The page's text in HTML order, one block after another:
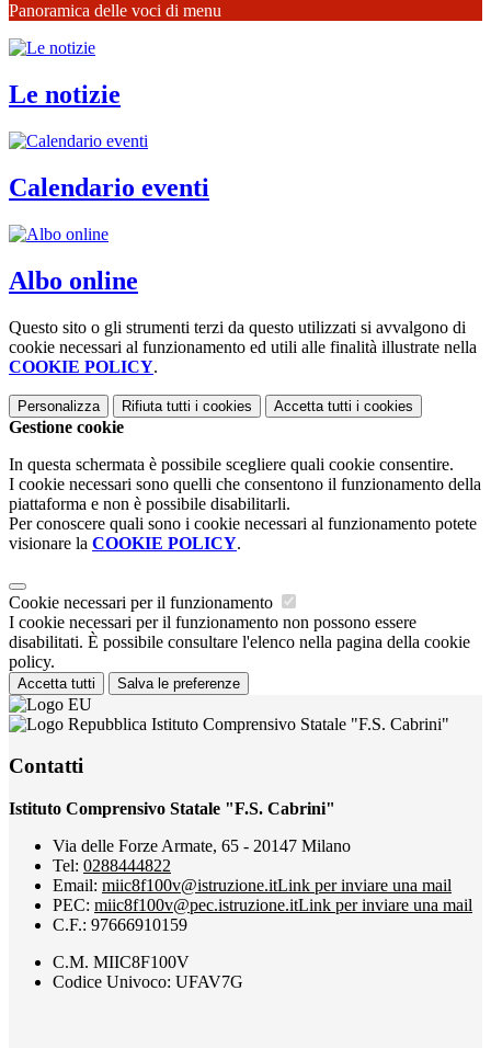
Panoramica delle voci di menu
Le notizie
Calendario eventi
Albo online
Questo sito o gli strumenti terzi da questo utilizzati si avvalgono di
cookie necessari al funzionamento ed utili alle finalità illustrate nella
COOKIE POLICY.
Personalizza Rifiuta tutti i cookies Accetta tutti i cookies
Gestione cookie
In questa schermata è possibile scegliere quali cookie consentire.
I cookie necessari sono quelli che consentono il funzionamento della
piattaforma e non è possibile disabilitarli.
Per conoscere quali sono i cookie necessari al funzionamento potete
visionare la COOKIE POLICY.
Cookie necessari per il funzionamento
I cookie necessari per il funzionamento non possono essere
disabilitati. È possibile consultare l'elenco nella pagina della cookie
policy.
Accetta tutti Salva le preferenze
Istituto Comprensivo Statale "F.S. Cabrini"
Contatti
Istituto Comprensivo Statale "F.S. Cabrini"
Via delle Forze Armate, 65 - 20147 Milano
Tel: 0288444822
Email: miic8f100v@istruzione.itLink per inviare una mail
PEC: miic8f100v@pec.istruzione.itLink per inviare una mail
C.F.: 97666910159
C.M. MIIC8F100V
Codice Univoco: UFAV7G